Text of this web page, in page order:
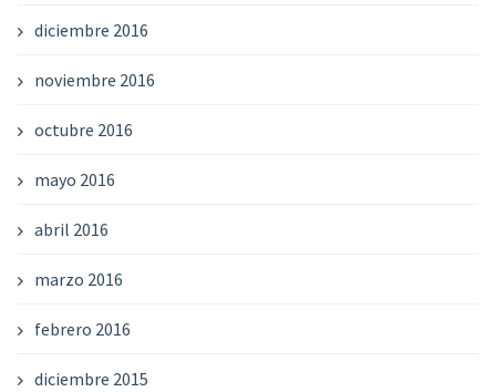
diciembre 2016
noviembre 2016
octubre 2016
mayo 2016
abril 2016
marzo 2016
febrero 2016
diciembre 2015